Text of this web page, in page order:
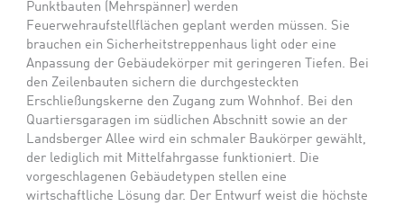
Punktbauten (Mehrspänner) werden
Feuerwehraufstellflächen geplant werden müssen. Sie
brauchen ein Sicherheitstreppenhaus light oder eine
Anpassung der Gebäudekörper mit geringeren Tiefen. Bei
den Zeilenbauten sichern die durchgesteckten
Erschließungskerne den Zugang zum Wohnhof. Bei den
Quartiersgaragen im südlichen Abschnitt sowie an der
Landsberger Allee wird ein schmaler Baukörper gewählt,
der lediglich mit Mittelfahrgasse funktioniert. Die
vorgeschlagenen Gebäudetypen stellen eine
wirtschaftliche Lösung dar. Der Entwurf weist die höchste